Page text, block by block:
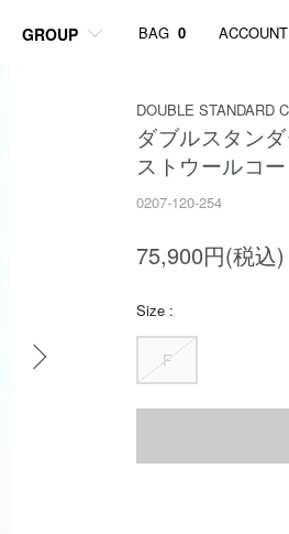
GROUP BAG 0 ACCOUNT
DOUBLE STANDARD
ダブルスタン
ストウールコ
0207-120-254
75,900円(税込)
Size :
F